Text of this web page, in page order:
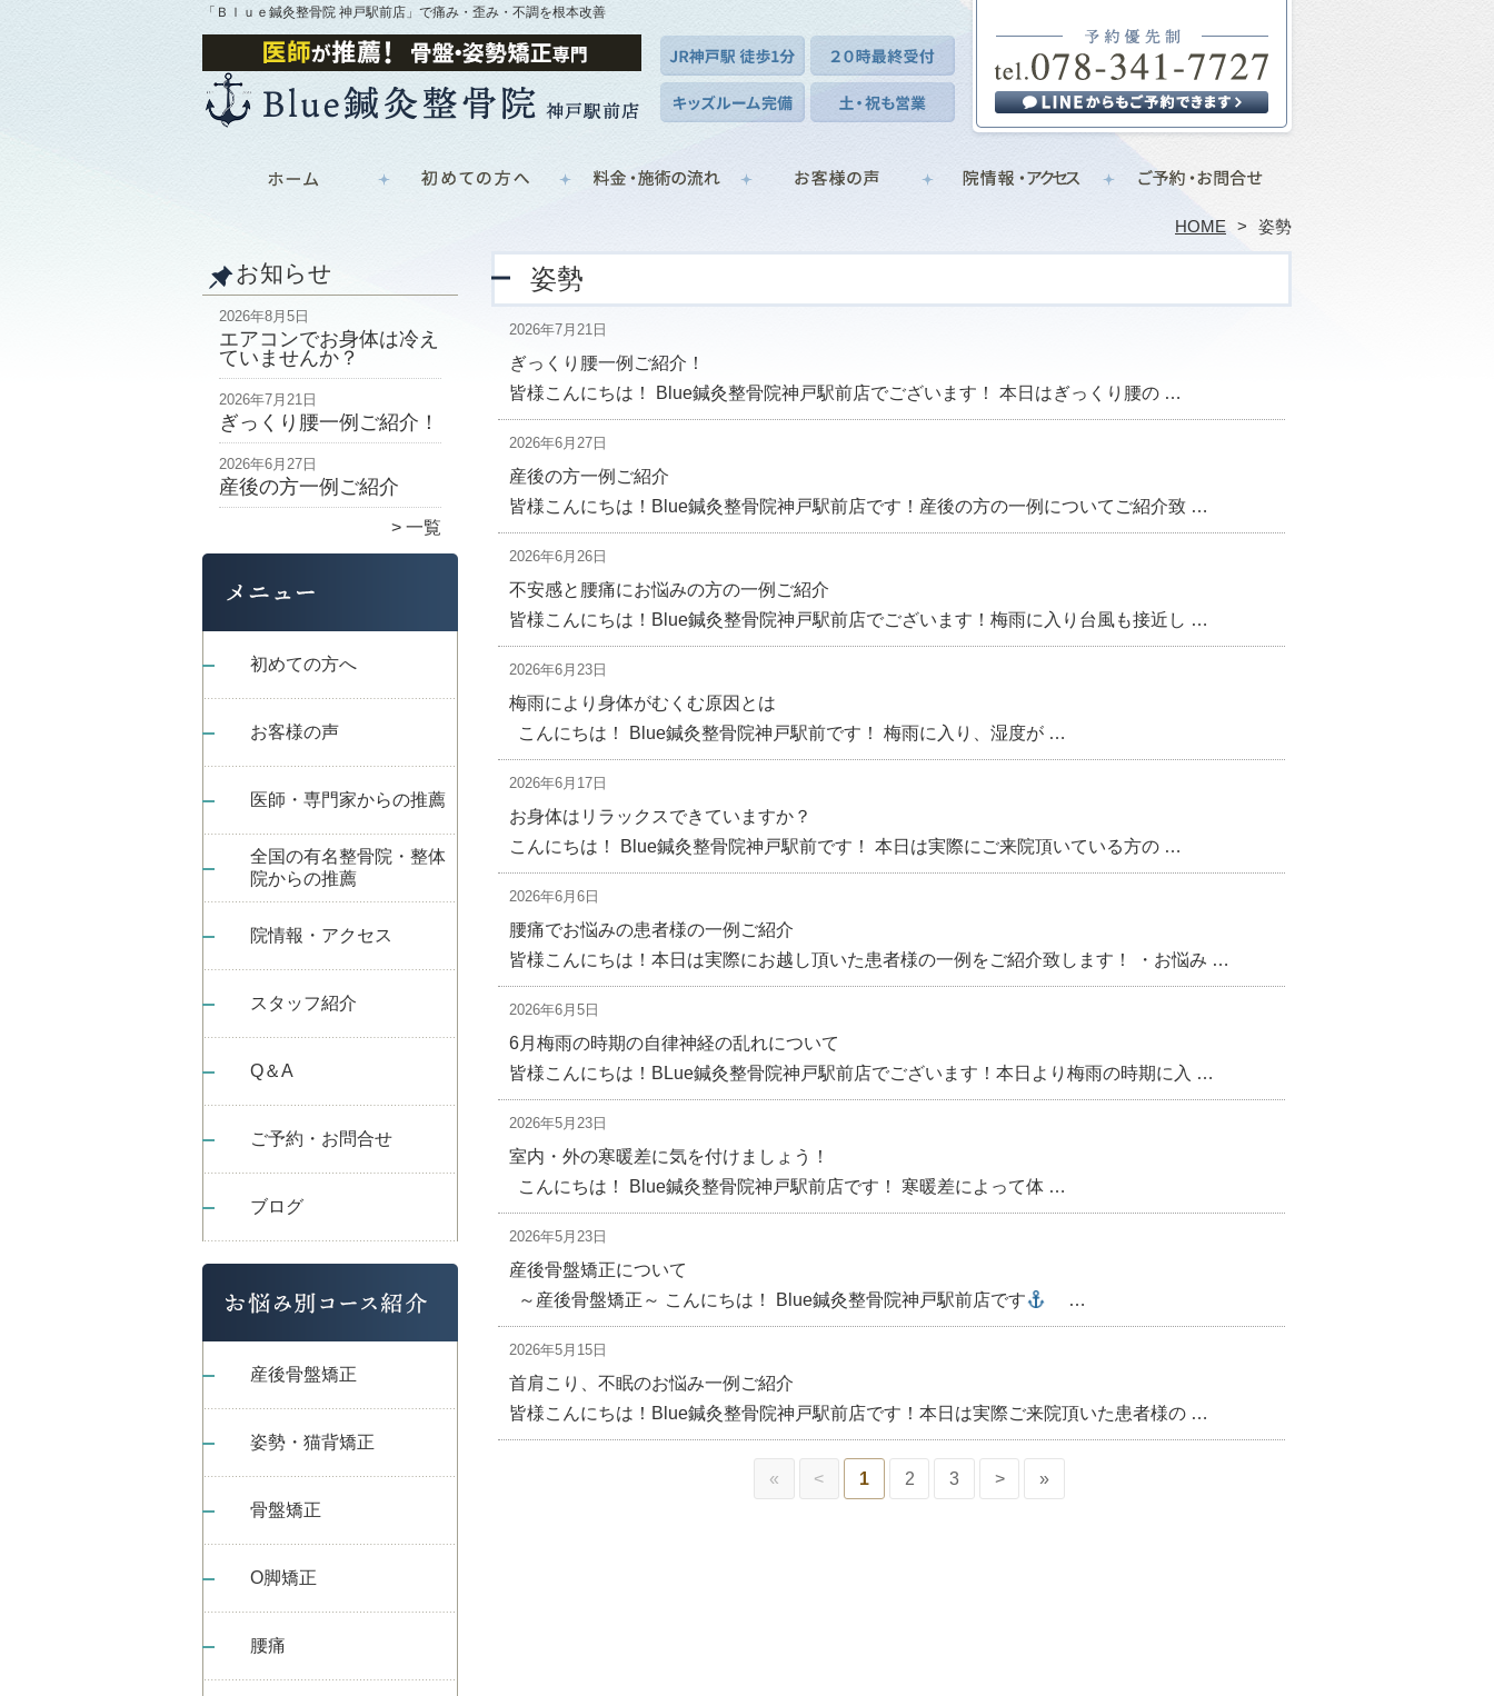
「Ｂｌｕｅ鍼灸整骨院 神戸駅前店」で痛み・歪み・不調を根本改善
HOME 姿勢
お知らせ
2026年8月5日
エアコンでお身体は冷え
ていませんか？
2026年7月21日
ぎっくり腰一例ご紹介！
2026年6月27日
産後の方一例ご紹介
一覧
初めての方へ
お客様の声
医師・専門家からの推薦
全国の有名整骨院・整体
院からの推薦
院情報・アクセス
スタッフ紹介
Q＆A
ご予約・お問合せ
ブログ
産後骨盤矯正
姿勢・猫背矯正
骨盤矯正
O脚矯正
腰痛
姿勢
2026年7月21日
ぎっくり腰一例ご紹介！
皆様こんにちは！ Blue鍼灸整骨院神戸駅前店でございます！ 本日はぎっくり腰の …
2026年6月27日
産後の方一例ご紹介
皆様こんにちは！Blue鍼灸整骨院神戸駅前店です！産後の方の一例についてご紹介致 …
2026年6月26日
不安感と腰痛にお悩みの方の一例ご紹介
皆様こんにちは！Blue鍼灸整骨院神戸駅前店でございます！梅雨に入り台風も接近し …
2026年6月23日
梅雨により身体がむくむ原因とは
こんにちは！ Blue鍼灸整骨院神戸駅前です！ 梅雨に入り、湿度が …
2026年6月17日
お身体はリラックスできていますか？
こんにちは！ Blue鍼灸整骨院神戸駅前です！ 本日は実際にご来院頂いている方の …
2026年6月6日
腰痛でお悩みの患者様の一例ご紹介
皆様こんにちは！本日は実際にお越し頂いた患者様の一例をご紹介致します！ ・お悩み …
2026年6月5日
6月梅雨の時期の自律神経の乱れについて
皆様こんにちは！BLue鍼灸整骨院神戸駅前店でございます！本日より梅雨の時期に入 …
2026年5月23日
室内・外の寒暖差に気を付けましょう！
こんにちは！ Blue鍼灸整骨院神戸駅前店です！ 寒暖差によって体 …
2026年5月23日
産後骨盤矯正について
～産後骨盤矯正～ こんにちは！ Blue鍼灸整骨院神戸駅前店です
…
2026年5月15日
首肩こり、不眠のお悩み一例ご紹介
皆様こんにちは！Blue鍼灸整骨院神戸駅前店です！本日は実際ご来院頂いた患者様の …
« < 1 2 3 > »